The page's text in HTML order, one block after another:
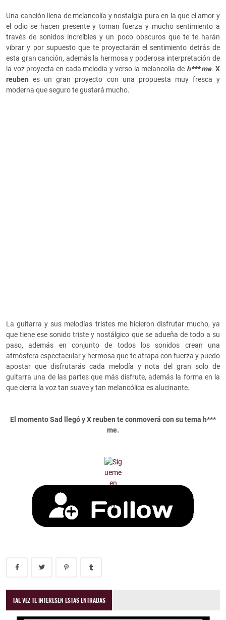
Una canción llena de melancolía y nostalgia pura en la que el amor y
el odio se hacen presente y toman fuerza y mucho sentimiento a
través de sonidos increíbles y un poco obscuros que te te harán
vibrar y por supuesto que te proyectarán el sentimiento detrás de
esta gran canción, además la hermosa y poderosa interpretación de
la voz proyecta en cada melodía y verso la melancolía de h*** me. X
reubenes un gran proyecto con una propuesta muy fresca y
moderna que seguro te gustará mucho.
La guitarra y sus melodías tristes me hicieron disfrutar mucho, ya
que tiene ese sonido triste y nostálgico que se adueña de todo a su
paso, además en conjunto de todos los sonidos crean una
atmósfera espectacular y hermosa que te atrapa con fuerza y puedo
apostar que disfrutarás cada melodía y nota del gran solo de
guitarra una de las partes que más disfrute, además la forma en la
que cierra la voz tan suave y tan melancólica es alucinante.
El momento Sad llegó y X reuben te conmoverá con su tema h***
me.
TAL VEZ TE INTERESEN ESTAS ENTRADAS